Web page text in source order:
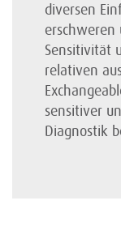
diversen
erschweren
Sensitivität
relativen
sensitiver
Diagnostik